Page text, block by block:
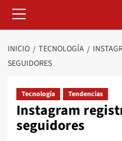
primario
INICIO TECNOLOGÍA
SEGUIDORES
Tecnología Tendencias
Instagram
seguidores